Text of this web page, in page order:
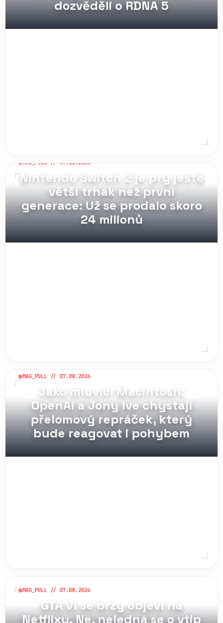
pro hráče nemá ikonickou
Infinity Cache: Co jsme se
dozvěděli o RDNA 5
MAG_PULL // 07.08.2026
Nintendo Switch 2 je prý ještě
větší trhák než první
generace: Už se prodalo skoro
24 milionů
MAG_PULL // 07.08.2026
Jako mluvící Macintosh:
OpenAI a Jony Ive chystají
přelomový repráček, který
bude reagovat i pohybem
GTA VI se brzy objeví na